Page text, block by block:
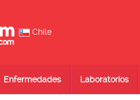
Chile
Enfermedades Laboratorios